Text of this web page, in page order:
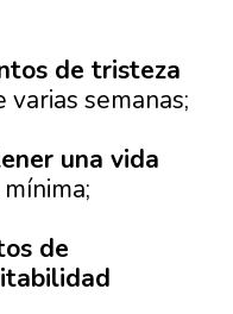
de tristeza
varias semanas;
una vida
mínima;
de